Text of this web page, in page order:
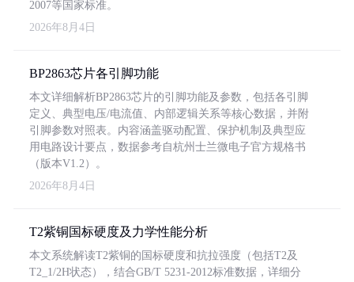
2007等国家标准。
2026年8月4日
BP2863芯片各引脚功能
本文详细解析BP2863芯片的引脚功能及参数，包括各引脚
定义、典型电压/电流值、内部逻辑关系等核心数据，并附
引脚参数对照表。内容涵盖驱动配置、保护机制及典型应
用电路设计要点，数据参考自杭州士兰微电子官方规格书
（版本V1.2）。
2026年8月4日
T2紫铜国标硬度及力学性能分析
本文系统解读T2紫铜的国标硬度和抗拉强度（包括T2及
T2_1/2H状态），结合GB/T 5231-2012标准数据，详细分